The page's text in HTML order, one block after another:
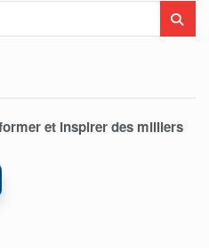
et inspirer des milliers